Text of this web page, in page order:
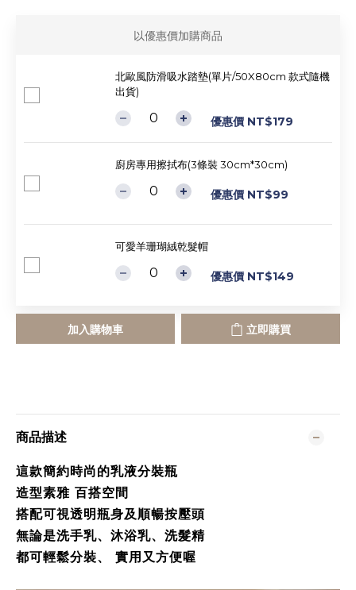
以優惠價加購商品
北歐風防滑吸水踏墊(單片/50X80cm 款式隨機
出貨)
優惠價 NT$179
廚房專用擦拭布(3條裝 30cm*30cm)
優惠價 NT$99
可愛羊珊瑚絨乾髮帽
優惠價 NT$149
加入購物車 立即購買
商品描述
這款簡約時尚的乳液分裝瓶
造型素雅 百搭空間
搭配可視透明瓶身及順暢按壓頭
無論是洗手乳、沐浴乳、洗髮精
都可輕鬆分裝、 實用又方便喔